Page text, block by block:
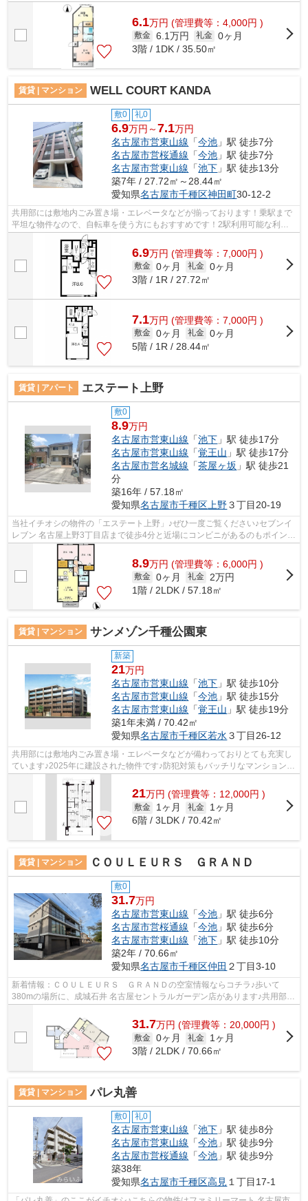
能なアパートです！敷地内にゴミ置き...
6.1万円 (管理費等：4,000円 )
敷金 6.1万円 礼金 0ヶ月
3階 / 1DK / 35.50㎡
賃貸 | マンション WELL COURT KANDA
敷0 礼0
6.9万円～7.1万円
名古屋市営東山線 「今池 」駅 徒歩7分
名古屋市営桜通線 「今池 」駅 徒歩7分
名古屋市営東山線 「池下 」駅 徒歩13分
築7年 / 27.72㎡～28.44㎡
愛知県名古屋市千種区神田町30-12-2
共用部には敷地内ごみ置き場・エレベータなどが揃っております！乗駅まで
平坦な物件なので、自転車を使う方にもおすすめです！2駅利用可能な利便
性の高いマンションです！駅から徒歩7...
6.9万円 (管理費等：7,000円 )
敷金 0ヶ月 礼金 0ヶ月
3階 / 1R / 27.72㎡
7.1万円 (管理費等：7,000円 )
敷金 0ヶ月 礼金 0ヶ月
5階 / 1R / 28.44㎡
賃貸 | アパート エステート上野
敷0
8.9万円
名古屋市営東山線 「池下 」駅 徒歩17分
名古屋市営東山線 「覚王山 」駅 徒歩17分
名古屋市営名城線 「茶屋ヶ坂 」駅 徒歩21
分
築16年 / 57.18㎡
愛知県名古屋市千種区 上野３丁目20-19
当社イチオシの物件の「エステート上野」♪ぜひ一度ご覧ください♪セブンイ
レブン 名古屋上野3丁目店まで徒歩4分と近場にコンビニがあるのもポイント
♪こちらの物件はアパートです♪こちら...
8.9万円 (管理費等：6,000円 )
敷金 0ヶ月 礼金
2万円
1階 / 2LDK / 57.18㎡
賃貸 | マンション サンメゾン千種公園東
新築
21万円
名古屋市営東山線 「池下 」駅 徒歩10分
名古屋市営東山線 「今池 」駅 徒歩15分
名古屋市営東山線 「覚王山 」駅 徒歩19分
築1年未満 / 70.42㎡
愛知県名古屋市千種区若水 ３丁目26-12
共用部には敷地内ごみ置き場・エレベータなどが備わっておりとても充実し
ています♪2025年に建設された物件です♪防犯対策もバッチリなマンションタ
イプの物件です♪電車での移動がより便...
21万円 (管理費等：12,000円 )
敷金 1ヶ月 礼金
1ヶ月
6階 / 3LDK / 70.42㎡
賃貸 | マンション ＣＯＵＬＥＵＲＳ ＧＲＡＮＤ
敷0
31.7万円
名古屋市営東山線 「今池 」駅 徒歩6分
名古屋市営桜通線 「今池 」駅 徒歩6分
名古屋市営東山線 「池下 」駅 徒歩10分
築2年 / 70.66㎡
愛知県名古屋市千種区仲田 ２丁目3-10
新着情報：ＣＯＵＬＥＵＲＳ ＧＲＡＮＤの空室情報ならコチラ♪歩いて
380mの場所に、成城石井 名古屋セントラルガーデン店があります♪共用部に
はエレベータ・敷地内ごみ置き場などが揃...
31.7万円 (管理費等：20,000円 )
敷金 0ヶ月 礼金
1ヶ月
3階 / 2LDK / 70.66㎡
賃貸 | マンション パレ丸善
敷0 礼0
名古屋市営東山線 「池下 」駅 徒歩8分
名古屋市営東山線 「今池 」駅 徒歩9分
名古屋市営桜通線 「今池 」駅 徒歩9分
築38年
愛知県名古屋市千種区高見１丁目17-1